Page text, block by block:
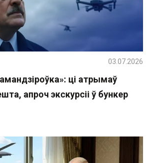
ці атрымаў
апроч экскурсіі ў бункер
03.07.2026